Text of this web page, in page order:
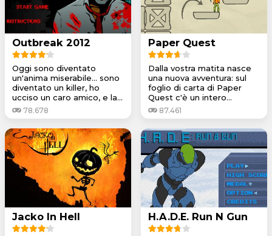
Outbreak 2012
Oggi sono diventato
un'anima miserabile... sono
diventato un killer, ho
ucciso un caro amico, e la...
78.678
Paper Quest
Dalla vostra matita nasce
una nuova avventura: sul
foglio di carta di Paper
Quest c'è un intero...
87.461
Jacko In Hell H.A.D.E. Run N Gun